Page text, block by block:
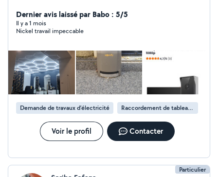
Dernier avis laissé par Babo : 5/5
Il y a 1 mois
Nickel travail impeccable
Demande de travaux d’électricité Raccordement de tableau électrique
Voir le profil Contacter
Particulier